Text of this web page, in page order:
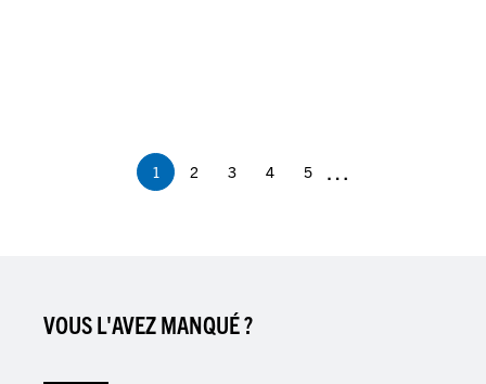
Page
courante
1 Page
2 Page
3 Page
4 Page
5 …
VOUS L'AVEZ MANQUÉ ?